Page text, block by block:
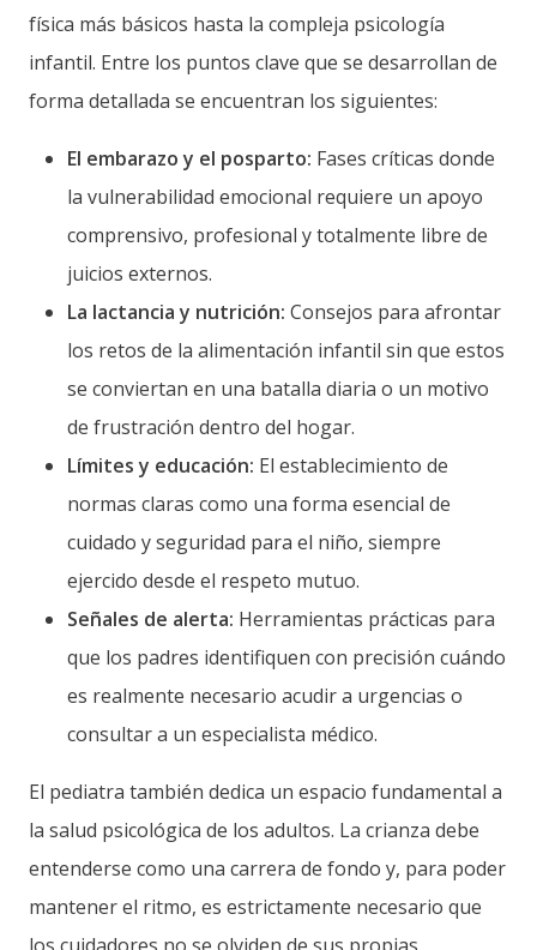
física más básicos hasta la compleja psicología
infantil. Entre los puntos clave que se desarrollan de
forma detallada se encuentran los siguientes:
El embarazo y el posparto: Fases críticas donde
la vulnerabilidad emocional requiere un apoyo
comprensivo, profesional y totalmente libre de
juicios externos.
La lactancia y nutrición: Consejos para afrontar
los retos de la alimentación infantil sin que estos
se conviertan en una batalla diaria o un motivo
de frustración dentro del hogar.
Límites y educación: El establecimiento de
normas claras como una forma esencial de
cuidado y seguridad para el niño, siempre
ejercido desde el respeto mutuo.
Señales de alerta: Herramientas prácticas para
que los padres identifiquen con precisión cuándo
es realmente necesario acudir a urgencias o
consultar a un especialista médico.
El pediatra también dedica un espacio fundamental a
la salud psicológica de los adultos. La crianza debe
entenderse como una carrera de fondo y, para poder
mantener el ritmo, es estrictamente necesario que